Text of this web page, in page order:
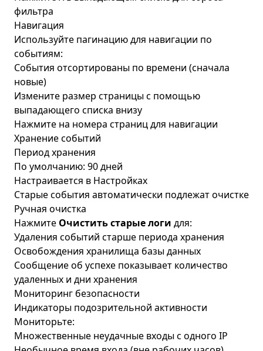
фильтра
Навигация
Используйте пагинацию для навигации по
событиям:
События отсортированы по времени (сначала
новые)
Измените размер страницы с помощью
выпадающего списка внизу
Нажмите на номера страниц для навигации
Хранение событий
Период хранения
По умолчанию: 90 дней
Настраивается в Настройках
Старые события автоматически подлежат очистке
Ручная очистка
Нажмите Очистить старые логи для:
Удаления событий старше периода хранения
Освобождения хранилища базы данных
Сообщение об успехе показывает количество
удаленных и дни хранения
Мониторинг безопасности
Индикаторы подозрительной активности
Мониторьте:
Множественные неудачные входы с одного IP